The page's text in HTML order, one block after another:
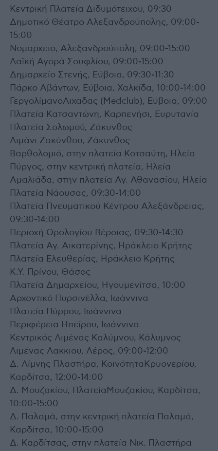
Κεντρική Πλατεία Διδυμότειχου, 09:30
Δημοτικό Θέατρο Αλεξανδρούπολης, 09:00-
15:00
Νομαρχειο, Αλεξανδρούπολη, 09:00-15:00
Λαϊκή Αγορά Σουφλίου, 09:00-15:00
Δημαρχείο Στενής, Εύβοια, 09:30-11:30
Πάρκο Αβάντων, Εύβοια, Χαλκίδα, 10:00-14:00
ΓεργολίμανοΛιχαδας (Medclub), Εύβοια, 09:00
Πλατεία Κατσαντώνη, Καρπενήσι, Ευρυτανία
Πλατεία Σολωμού, Ζάκυνθος
Λιμάνι Ζακύνθου, Ζάκυνθος
Βαρθολομιό, στην πλατεία Κοτσαύτη, Ηλεία
Πύργος, στην κεντρική πλατεία, Ηλεία
Αμαλιάδα, στην πλατεία Αγ. Αθανασίου, Ηλεία
Πλατεία Νάουσας, 09:30-14:00
Πλατεία Πνευματικού Κέντρου Αλεξάνδρειας,
09:30-14:00
Περιοχή Ωρολογίου Βέροιας, 09:30-14:30
Πλατεία Αγ. Αικατερίνης, Ηράκλειο Κρήτης
Πλατεία Ελευθερίας, Ηράκλειο Κρήτης
Κ.Υ. Πρίνου, Θάσος
Πλατεία Δημαρχείου, Ηγουμενίτσα, 10:00
Αρχοντικό Πυρσινέλλα, Ιωάννινα
Πλατεία Πύρρου, Ιωάννινα
Περιφέρεια Ηπείρου, Ιωάννινα
Κεντρικός Λιμένας Καλύμνου, Κάλυμνος
Λιμένας Λακκιου, Λέρος, 09:00-12:00
Δ. Λίμνης Πλαστήρα, ΚοινότηταΚρυονερίου,
Καρδίτσα, 12:00-14:00
Δ. Μουζακίου, ΠλατείαΜουζακίου, Καρδίτσα,
10:00-15:00
Δ. Παλαμά, στην κεντρική πλατεία Παλαμά,
Καρδίτσα, 10:00-15:00
Δ. Καρδίτσας, στην πλατεία Νικ. Πλαστήρα